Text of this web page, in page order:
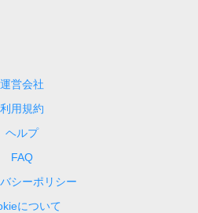
運営会社
利用規約
ヘルプ
FAQ
シーポリシー
について